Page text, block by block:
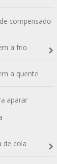
compensado
a frio
a quente
aparar
de cola